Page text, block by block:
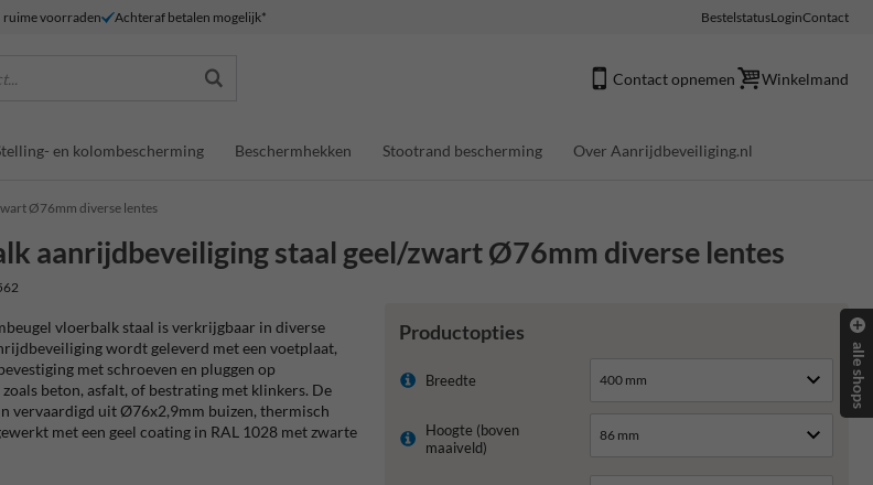
ruime voorraden Achteraf betalen mogelijk* BestelstatusLoginContact
Contact opnemen Winkelmand
en kolombescherming Beschermhekken Stootrand bescherming Over Aanrijdbeveiliging.nl
Ø76mm diverse lentes
aanrijdbeveiliging staal geel/zwart Ø76mm diverse lentes
Productopties
Breedte
Hoogte (boven
maaiveld)
vloerbalk staal is verkrijgbaar in diverse
wordt geleverd met een voetplaat,
met schroeven en pluggen op
beton, asfalt, of bestrating met klinkers. De
vervaardigd uit Ø76x2,9mm buizen, thermisch
met een geel coating in RAL 1028 met zwarte
alle shops